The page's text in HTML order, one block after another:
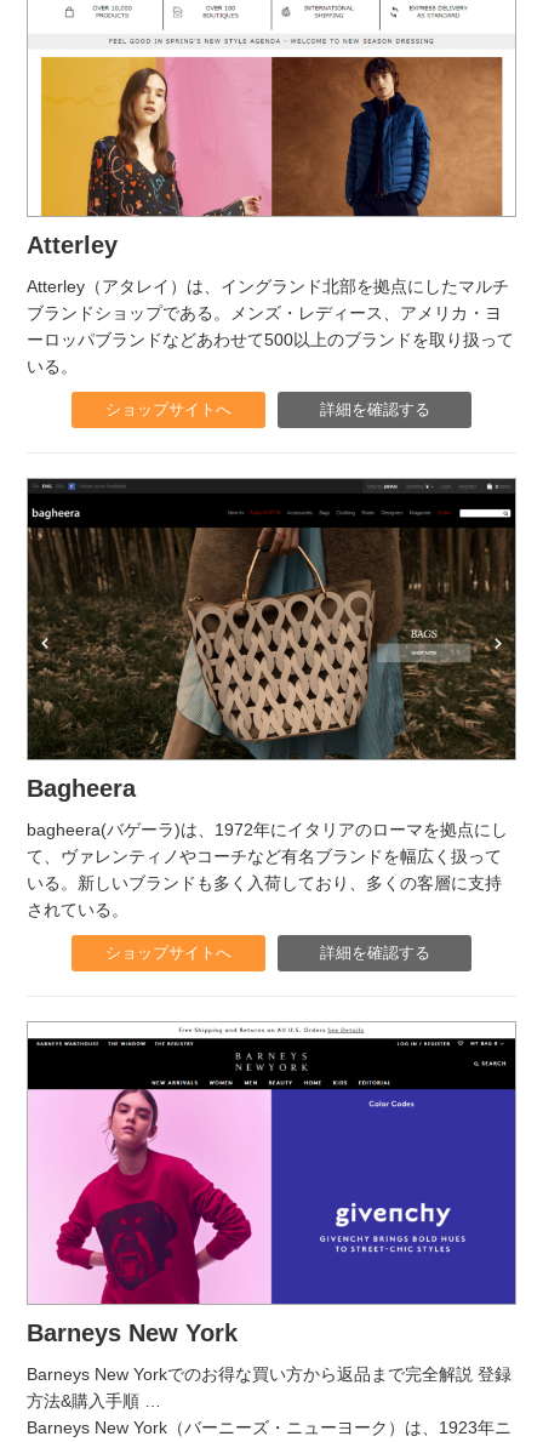
Atterley
Atterley（アタレイ）は、イングランド北部を拠点にしたマルチ
ブランドショップである。メンズ・レディース、アメリカ・ヨ
ーロッパブランドなどあわせて500以上のブランドを取り扱って
いる。
ショップサイトへ 詳細を確認する
Bagheera
bagheera(バゲーラ)は、1972年にイタリアのローマを拠点にし
て、ヴァレンティノやコーチなど有名ブランドを幅広く扱って
いる。新しいブランドも多く入荷しており、多くの客層に支持
されている。
ショップサイトへ 詳細を確認する
Barneys New York
Barneys New Yorkでのお得な買い方から返品まで完全解説 登録
方法&購入手順
Barneys New York（バーニーズ・ニューヨーク）は、1923年ニ